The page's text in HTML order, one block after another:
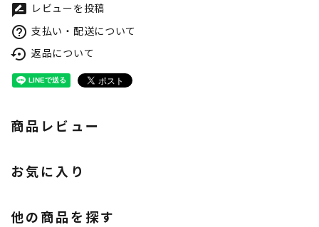
rate_review レビューを投稿
help_outline 支払い・配送について
settings_backup_restore 返品について
商品レビュー
お気に入り
他の商品を探す